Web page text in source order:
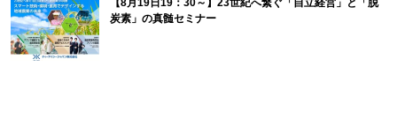
【8月19日19：30～】23世紀へ繋ぐ「自立経営」と「脱
炭素」の真髄セミナー